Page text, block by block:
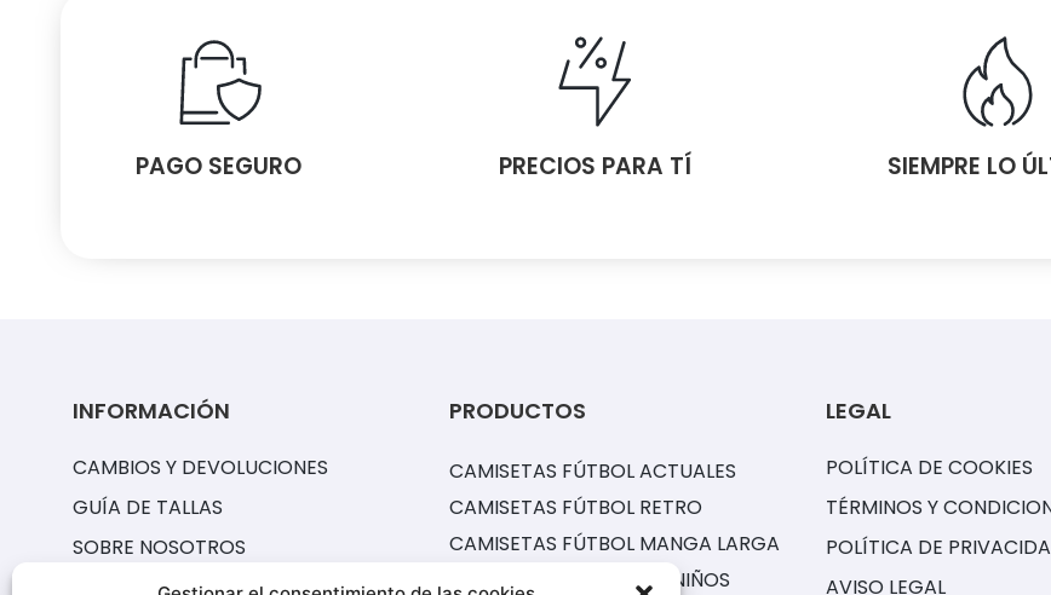
PAGO SEGURO PRECIOS PARA TÍ SIEMPRE LO
INFORMACIÓN
CAMBIOS Y DEVOLUCIONES
GUÍA DE TALLAS
SOBRE NOSOTROS
PREGUNTAS FRECUENTES
PRODUCTOS
CAMISETAS FÚTBOL ACTUALES
CAMISETAS FÚTBOL RETRO
CAMISETAS FÚTBOL MANGA LARGA
EQUIPACIONES FÚTBOL NIÑOS
LEGAL
POLÍTICA DE COOKIES
TÉRMINOS Y
POLÍTICA DE
AVISO LEGAL